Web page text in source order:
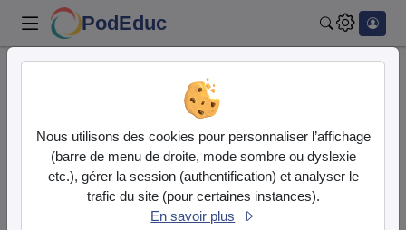
PodEduc
Contactez nous
Votre message
si vous
êtes un
humain en
Nous utilisons des cookies pour personnaliser l’affichage
(barre de menu de droite, mode sombre ou dyslexie
etc.), gérer la session (authentification) et analyser le
trafic du site (pour certaines instances).
En savoir plus